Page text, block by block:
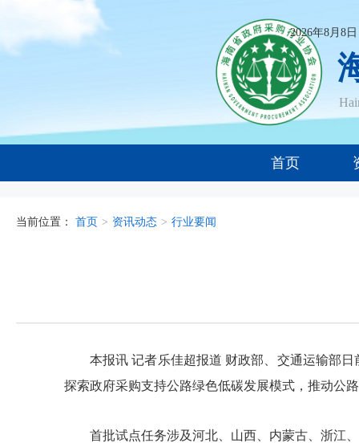
2026年8月8
首页
当前位置： 首页 > 资讯动态 > 行业要闻
本报讯 记者乐佳超报道 财政部、交通运输部
探索政府采购支持公路绿色低碳发展模式，推动公
首批试点任务涉及河北、山西、内蒙古、浙江